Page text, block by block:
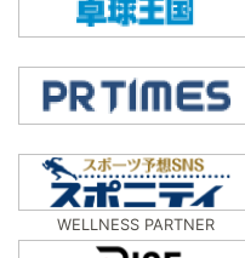
WELLNESS PARTNER